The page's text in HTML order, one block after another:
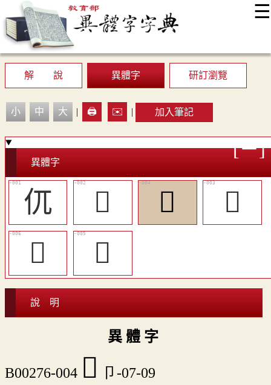
☰
最新消息
顯示模式
網站導覽
解 說
異體字 研訂瀏覽
小 中 大 | 🖨️ ✉️ | 加入筆記
異體字
㐳 𠒄 󷌧
𠨜
󷌩
󷌨
說 明
異 體 字
B00276-004 󷌧 卩-07-09